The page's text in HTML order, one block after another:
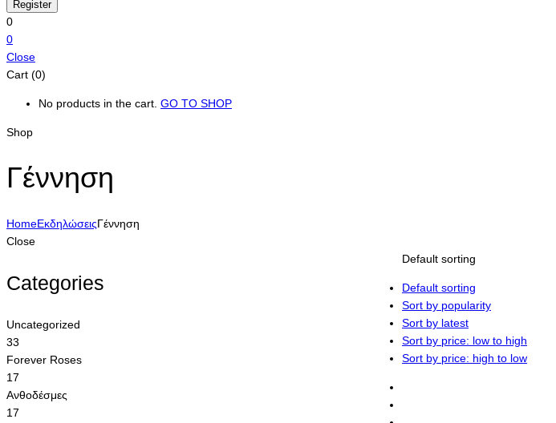
0
0
Close
Cart (0)
No products in the cart. GO TO SHOP
Shop
Γέννηση
HomeΕκδηλώσειςΓέννηση
Close
Categories
Uncategorized
33
Forever Roses
17
Ανθοδέσμες
17
Default sorting
Default sorting
Sort by popularity
Sort by latest
Sort by price: low to high
Sort by price: high to low